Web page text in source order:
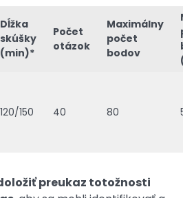
Dĺžka
skúšky
(min)*
Počet
otázok
Maximálny
počet
bodov
120/150 40 80
preukaz totožnosti